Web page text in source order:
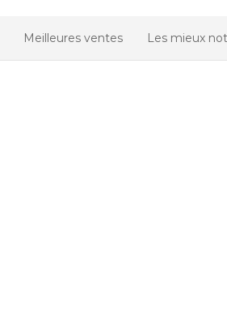
Meilleures ventes Les mieux